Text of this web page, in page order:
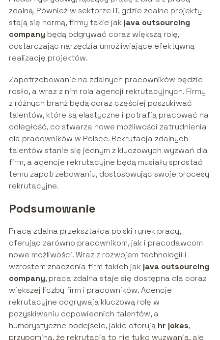
zdalną. Również w sektorze IT, gdzie zdalne projekty
stają się normą, firmy takie jak java outsourcing
company będą odgrywać coraz większą rolę,
dostarczając narzędzia umożliwiające efektywną
realizację projektów.
Zapotrzebowanie na zdalnych pracowników będzie
rosło, a wraz z nim rola agencji rekrutacyjnych. Firmy
z różnych branż będą coraz częściej poszukiwać
talentów, które są elastyczne i potrafią pracować na
odległość, co stwarza nowe możliwości zatrudnienia
dla pracowników w Polsce. Rekrutacja zdalnych
talentów stanie się jednym z kluczowych wyzwań dla
firm, a agencje rekrutacyjne będą musiały sprostać
temu zapotrzebowaniu, dostosowując swoje procesy
rekrutacyjne.
Podsumowanie
Praca zdalna przekształca polski rynek pracy,
oferując zarówno pracownikom, jak i pracodawcom
nowe możliwości. Wraz z rozwojem technologii i
wzrostem znaczenia firm takich jak java outsourcing
company, praca zdalna staje się dostępna dla coraz
większej liczby firm i pracowników. Agencje
rekrutacyjne odgrywają kluczową rolę w
pozyskiwaniu odpowiednich talentów, a
humorystyczne podejście, jakie oferują hr jokes,
przypomina, że rekrutacja to nie tylko wyzwania, ale